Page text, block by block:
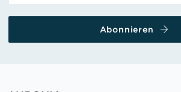
Abonnieren